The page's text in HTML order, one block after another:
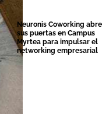
Neuronis Coworking abre
sus puertas en Campus
Myrtea para impulsar el
networking empresarial